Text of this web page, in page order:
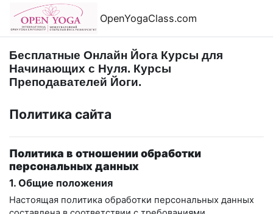
Перейти к основному содержанию
OpenYogaClass.com
Бесплатные Онлайн Йога Курсы для
Начинающих с Нуля. Курсы
Преподавателей Йоги.
Политика сайта
Политика в отношении обработки
персональных данных
1. Общие положения
Настоящая политика обработки персональных данных